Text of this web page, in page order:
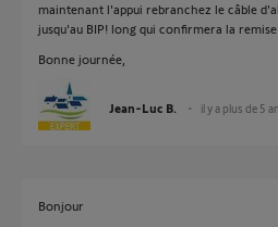
maintenant l'appui rebranchez le câble
jusqu'au BIP! long qui confirmera la
Bonne journée,
Jean-Luc B. il y a plus de 5
Bonjour